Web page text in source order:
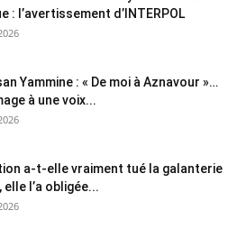
: l’avertissement d’INTERPOL
Yammine : « De moi à Aznavour »…
à une voix...
a-t-elle vraiment tué la galanterie
elle l’a obligée...